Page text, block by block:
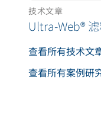
技术文章
Ultra-Web®
查看所有技术文
查看所有案例研